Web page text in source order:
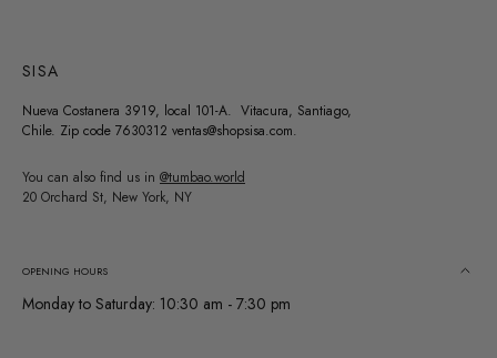
SISA
Nueva Costanera 3919, local 101-A. Vitacura, Santiago,
Chile. Zip code 7630312 ventas@shopsisa.com.
You can also find us in @tumbao.world
20 Orchard St, New York, NY
OPENING HOURS
Monday to Saturday: 10:30 am - 7:30 pm